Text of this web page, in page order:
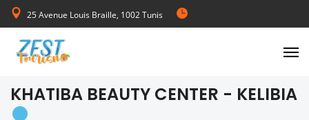
25 Avenue Louis Braille, 1002 Tunis
de Lundi au Vendredi 08:00-17:00
KHATIBA BEAUTY CENTER - KELIBIA